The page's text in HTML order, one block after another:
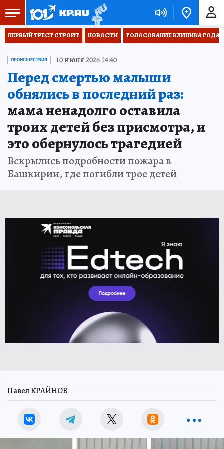
ПЕРВЫЙ ТРЕСТ СТРОИТ НОВОСТИ ГОЛОСОВАНИЕ КЛИНИКА ГОДА
ПРОИСШЕСТВИЯ 10 июня 2026 14:40
Перед смертью малыши
обнялись в последний раз:
мама ненадолго оставила
троих детей без присмотра, и
это обернулось трагедией
Вскрылись подробности пожара в
Башкирии, где погибли трое детей
Павел КРАЙНОВ